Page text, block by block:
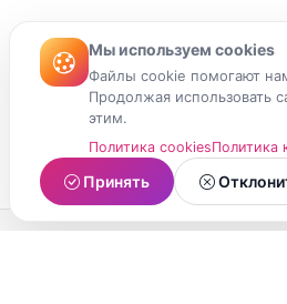
Мы используем cookies
Файлы cookie помогают
Продолжая использовать
этим.
Политика cookiesПолитика
Принять